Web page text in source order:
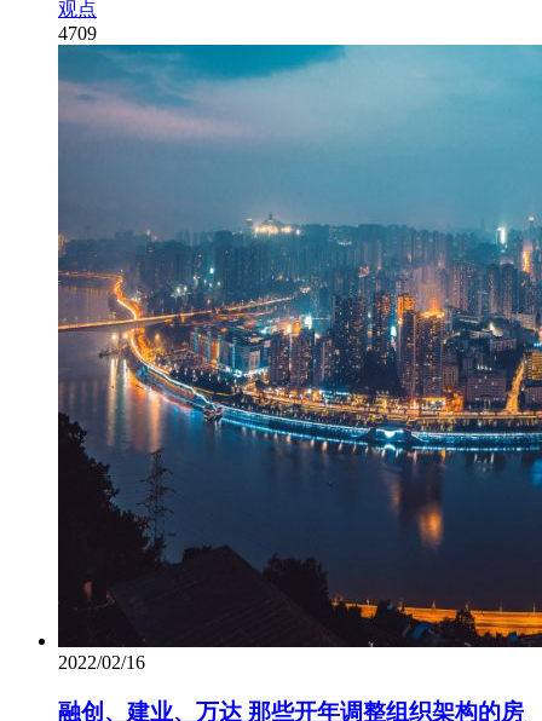
观点
4709
2022/02/16
融创、建业、万达 那些开年调整组织架构的房